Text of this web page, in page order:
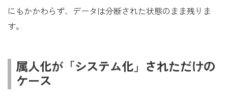
にもかかわらず、データは分断された状態のまま残りま
す。
属人化が「システム化」されただけの
ケース